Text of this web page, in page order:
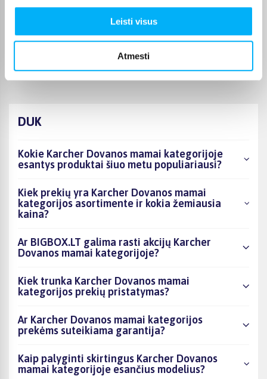
Leisti visus
Atmesti
Patvirtintas pirkėjas
DUK
Kokie Karcher Dovanos mamai kategorijoje
esantys produktai šiuo metu populiariausi?
Kiek prekių yra Karcher Dovanos mamai
kategorijos asortimente ir kokia žemiausia
kaina?
Ar BIGBOX.LT galima rasti akcijų Karcher
Dovanos mamai kategorijoje?
Kiek trunka Karcher Dovanos mamai
kategorijos prekių pristatymas?
Ar Karcher Dovanos mamai kategorijos
prekėms suteikiama garantija?
Kaip palyginti skirtingus Karcher Dovanos
mamai kategorijoje esančius modelius?